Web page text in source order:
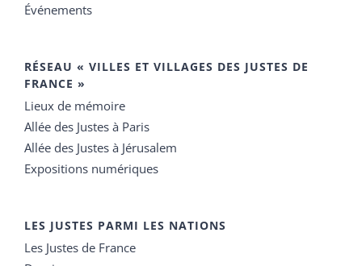
Événements
RÉSEAU « VILLES ET VILLAGES DES JUSTES DE
FRANCE »
Lieux de mémoire
Allée des Justes à Paris
Allée des Justes à Jérusalem
Expositions numériques
LES JUSTES PARMI LES NATIONS
Les Justes de France